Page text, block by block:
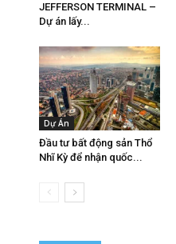
JEFFERSON TERMINAL –
Dự án lấy...
Dự Án
Đầu tư bất động sản Thổ
Nhĩ Kỳ để nhận quốc...